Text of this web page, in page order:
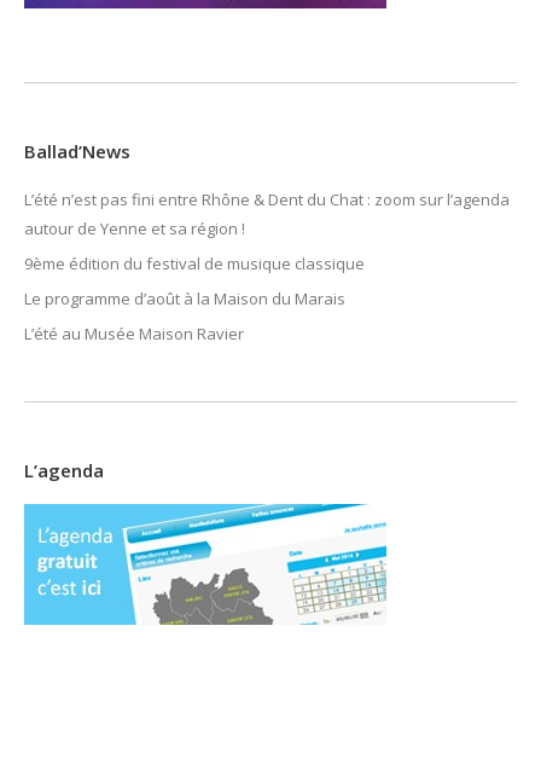
Ballad’News
L’été n’est pas fini entre Rhône & Dent du Chat : zoom sur l’agenda
autour de Yenne et sa région !
9ème édition du festival de musique classique
Le programme d’août à la Maison du Marais
L’été au Musée Maison Ravier
L’agenda